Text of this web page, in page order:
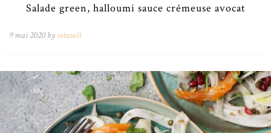
Salade green, halloumi sauce crémeuse avocat
9 mai 2020 bysotasalt